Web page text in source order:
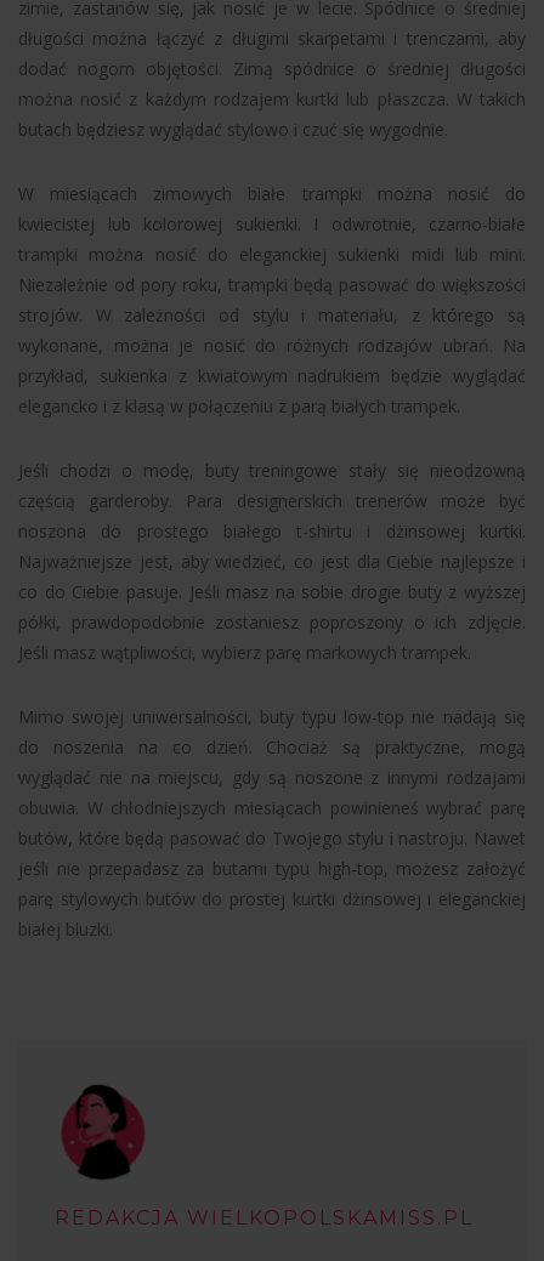
zimie, zastanów się, jak nosić je w lecie. Spódnice o średniej
długości można łączyć z długimi skarpetami i trenczami, aby
dodać nogom objętości. Zimą spódnice o średniej długości
można nosić z każdym rodzajem kurtki lub płaszcza. W takich
butach będziesz wyglądać stylowo i czuć się wygodnie.
W miesiącach zimowych białe trampki można nosić do
kwiecistej lub kolorowej sukienki. I odwrotnie, czarno-białe
trampki można nosić do eleganckiej sukienki midi lub mini.
Niezależnie od pory roku, trampki będą pasować do większości
strojów. W zależności od stylu i materiału, z którego są
wykonane, można je nosić do różnych rodzajów ubrań. Na
przykład, sukienka z kwiatowym nadrukiem będzie wyglądać
elegancko i z klasą w połączeniu z parą białych trampek.
Jeśli chodzi o modę, buty treningowe stały się nieodzowną
częścią garderoby. Para designerskich trenerów może być
noszona do prostego białego t-shirtu i dżinsowej kurtki.
Najważniejsze jest, aby wiedzieć, co jest dla Ciebie najlepsze i
co do Ciebie pasuje. Jeśli masz na sobie drogie buty z wyższej
półki, prawdopodobnie zostaniesz poproszony o ich zdjęcie.
Jeśli masz wątpliwości, wybierz parę markowych trampek.
Mimo swojej uniwersalności, buty typu low-top nie nadają się
do noszenia na co dzień. Chociaż są praktyczne, mogą
wyglądać nie na miejscu, gdy są noszone z innymi rodzajami
obuwia. W chłodniejszych miesiącach powinieneś wybrać parę
butów, które będą pasować do Twojego stylu i nastroju. Nawet
jeśli nie przepadasz za butami typu high-top, możesz założyć
parę stylowych butów do prostej kurtki dżinsowej i eleganckiej
białej bluzki.
REDAKCJA WIELKOPOLSKAMISS.PL